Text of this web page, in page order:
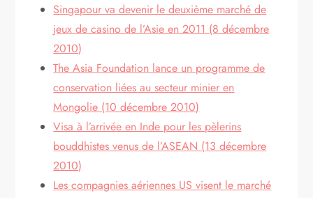
Singapour va devenir le deuxième marché de
jeux de casino de l’Asie en 2011 (8 décembre
2010)
The Asia Foundation lance un programme de
conservation liées au secteur minier en
Mongolie (10 décembre 2010)
Visa à l’arrivée en Inde pour les pèlerins
bouddhistes venus de l’ASEAN (13 décembre
2010)
Les compagnies aériennes US visent le marché